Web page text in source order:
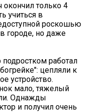
только 4
учиться в
роскошью
городе, но даже
подростком работал
цепляли к
устройство.
мало, тяжелый
Однажды
и получил очень